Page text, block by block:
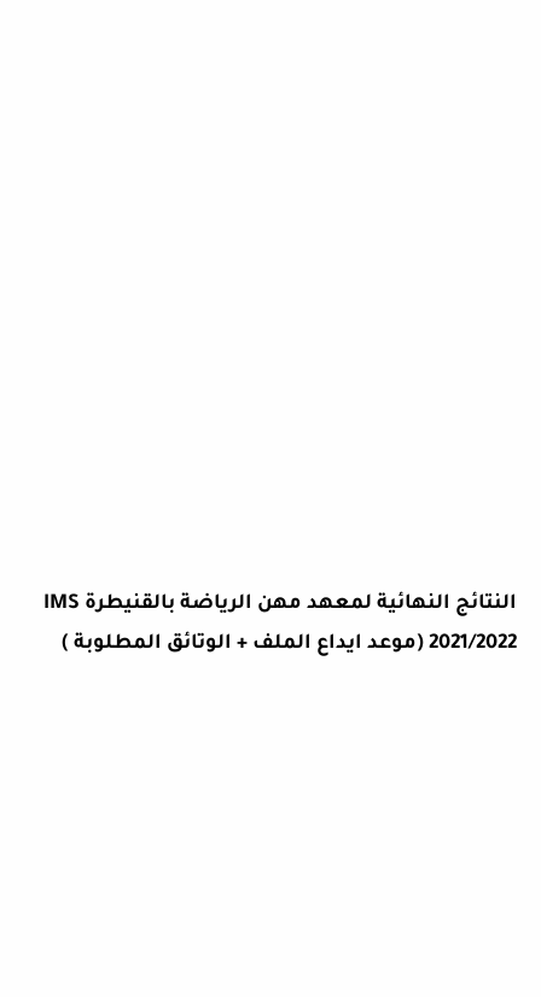
النتائج النهائية لمعهد مهن الرياضة بالقنيطرة IMS
2021/2022 (موعد ايداع الملف + الوتائق المطلوبة )